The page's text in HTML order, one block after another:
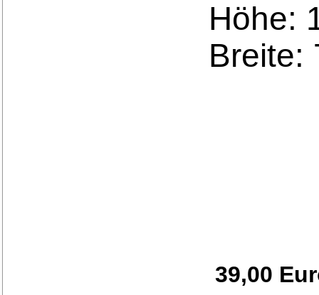
Höhe:
Breite:
39,00